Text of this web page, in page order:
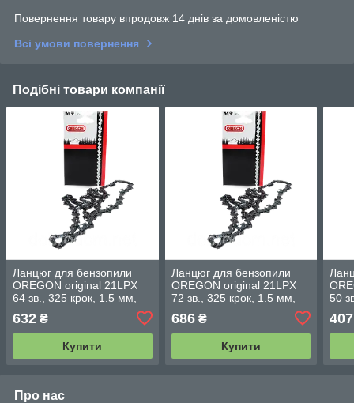
Повернення товару впродовж 14 днів за домовленістю
Всі умови повернення
Подібні товари компанії
Ланцюг для бензопили
OREGON original 21LPX
64 зв., 325 крок, 1.5 мм,
632 ₴
Купити
Ланцюг для бензопили
OREGON original 21LPX
72 зв., 325 крок, 1.5 мм,
686₴
Купити
50
407
Про нас